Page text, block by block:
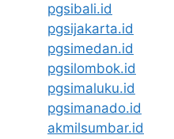
pgsibali.id
pgsijakarta.id
pgsimedan.id
pgsilombok.id
pgsimaluku.id
pgsimanado.id
akmilsumbar.id